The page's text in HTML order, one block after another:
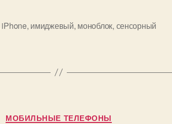
iPhone, имиджевый, моноблок, сенсорный
Рубрики
МОБИЛЬНЫЕ ТЕЛЕФОНЫ